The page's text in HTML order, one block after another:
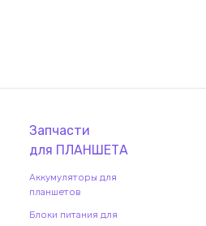
Запчасти
для ПЛАНШЕТА
Аккумуляторы для
планшетов
Блоки питания для